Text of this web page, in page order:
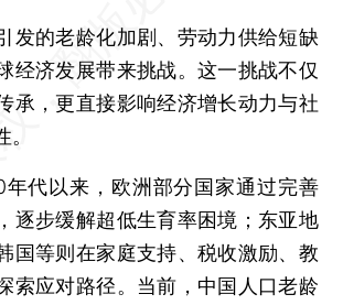
的老龄化加剧、劳动力供给短缺
经济发展带来挑战。这一挑战不仅
承，更直接影响经济增长动力与社
以来，欧洲部分国家通过完善
逐步缓解超低生育率困境；东亚地
国等则在家庭支持、税收激励、教
索应对路径。当前，中国人口老龄